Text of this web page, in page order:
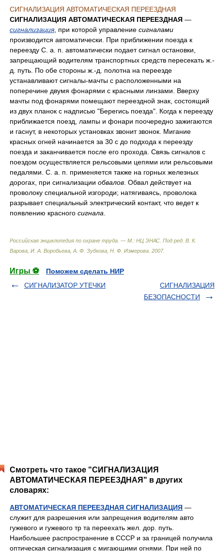
СИГНАЛИЗАЦИЯ АВТОМАТИЧЕСКАЯ ПЕРЕЕЗДНАЯ
СИГНАЛИЗАЦИЯ АВТОМАТИЧЕСКАЯ ПЕРЕЕЗДНАЯ —
сигнализация, при которой управление сигналами
производится автоматически. При приближении поезда к
переезду С. а. п. автоматически подает сигнал остановки,
запрещающий водителям транспортных средств пересекать ж.-
д. путь. По обе стороны ж.-д. полотна на переезде
устанавливают сигналы-мачты с расположенными на
поперечине двумя фонарями с красными линзами. Вверху
мачты под фонарями помещают переездной знак, состоящий
из двух планок с надписью "Берегись поезда". Когда к переезду
приближается поезд, лампы и фонари поочередно зажигаются
и гаснут, в некоторых установках звонит звонок. Мигание
красных огней начинается за 30 с до подхода к переезду
поезда и заканчивается после его прохода. Связь сигналов с
поездом осуществляется рельсовыми цепями или рельсовыми
педалями. С. а. п. применяется также на горных железных
дорогах, при сигнализации обвалов . Обвал действует на
проволоку специальной изгороди; натягиваясь, проволока
разрывает специальный электрический контакт, что ведет к
появлению красного сигнала
Российская энциклопедия по охране труда. — М.: НЦ ЭНАС Под ред. В. К.
Варова, И. А. Воробьева, А. Ф. Зубкова, Н. Ф. Измерова 2007.
Игры ⚽
Поможем сделать НИР
СИГНАЛИЗАТОР УТЕЧКИ
СИГНАЛИЗАЦИЯ
БЕЗОПАСНОСТИ
Смотреть что такое "СИГНАЛИЗАЦИЯ
АВТОМАТИЧЕСКАЯ ПЕРЕЕЗДНАЯ" в других
словарях:
АВТОМАТИЧЕСКАЯ ПЕРЕЕЗДНАЯ СИГНАЛИЗАЦИЯ —
служит для разрешения или запрещения водителям авто
гужевого и гужевого тр та переехать жел. дор. путь.
Наибольшее распространение в СССР и за границей получила
оптическая сигнализация с мигающими огнями. При ней по